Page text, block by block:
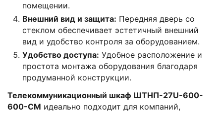
помещении.
Внешний вид и защита: Передняя дверь со
стеклом обеспечивает эстетичный внешний
вид и удобство контроля за оборудованием.
Удобство доступа: Удобное расположение и
простота монтажа оборудования благодаря
продуманной конструкции.
Телекоммуникационный шкаф ШТНП-27U-600-
600-СМ идеально подходит для компаний,